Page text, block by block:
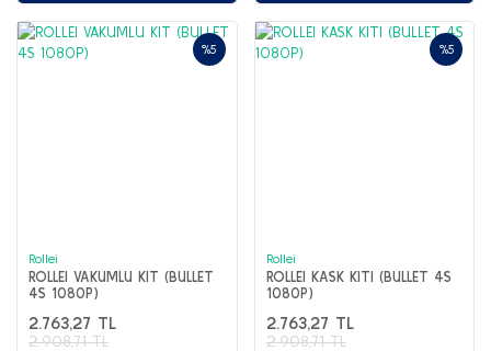
%5
Rollei
ROLLEI VAKUMLU KIT (BULLET
4S 1080P)
2.763,27 TL
2.908,71 TL
%5
Rollei
ROLLEI KASK KITI (BULLET 4S
1080P)
2.763,27 TL
2.908,71 TL